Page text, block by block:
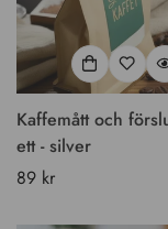
Kaffemått och
ett - silver
Vanligt
89 kr